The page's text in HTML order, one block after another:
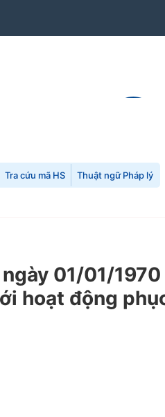
Tra cứu mã HS Thuật ngữ Pháp lý
01/01/
hoạt động